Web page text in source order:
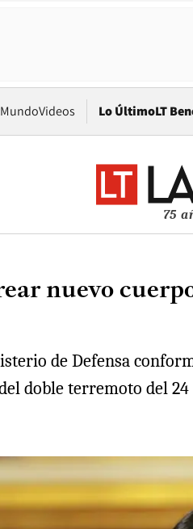
MundoVideos Lo ÚltimoLT
75
nuevo
de Defensa
doble terremoto del